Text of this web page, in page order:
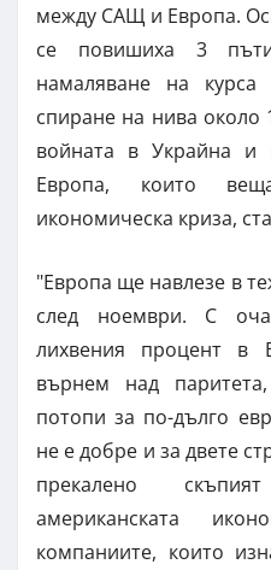
между САЩ и Европа.
се повишиха 3
намаляване на
спиране на нива около
войната в Украйна и
Европа, които
икономическа криза,
"Европа ще навлезе в
след ноември. С
лихвения процент в
върнем над
потопи за по-дълго
не е добре и за двете
прекалено
американската
компаниите, които